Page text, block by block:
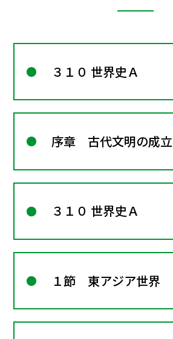
３１０ 世界史Ａ
序章 古代文明の成立
３１０ 世界史Ａ
１節 東アジア世界